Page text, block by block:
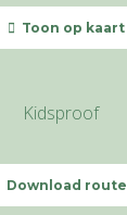
Toon op kaart
Kidsproof
Download route